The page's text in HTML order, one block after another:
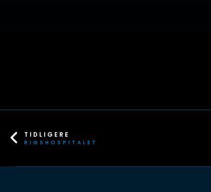
TIDLIGERE
RIGSHOSPITALET